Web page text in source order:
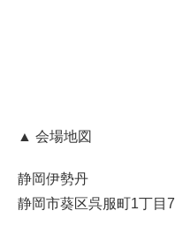
▲ 会場地図
静岡伊勢丹
静岡市葵区呉服町1丁目7